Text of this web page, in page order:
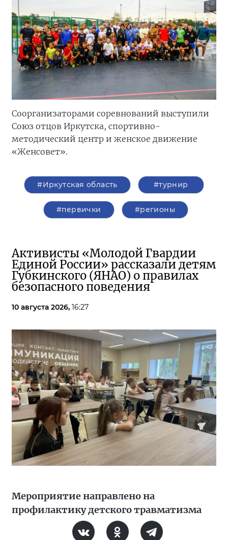
Соорганизаторами соревнований выступили
Союз отцов Иркутска, спортивно-
методический центр и женское движение
«Женсовет».
#Иркутская область #турнир
#первички #регионы
Активисты «Молодой Гвардии
Единой России» рассказали детям
Губкинского (ЯНАО) о правилах
безопасного поведения
10 августа 2026, 16:27
Мероприятие направлено на
профилактику детского травматизма